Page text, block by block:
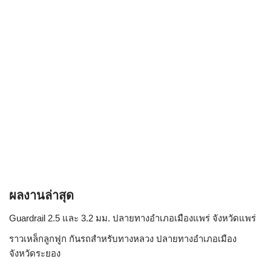
ผลงานล่าสุด
Guardrail 2.5 และ 3.2 มม. ปลายทางอำเภอเมืองแพร่ จังหวัดแพร่
ราวเหล็กลูกฟูก กันรถสําหรับทางหลวง ปลายทางอำเภอเมือง
จังหวัดระยอง